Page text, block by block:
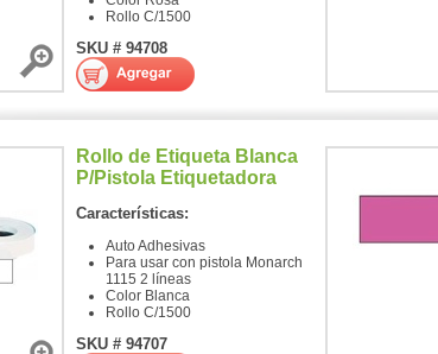
Rollo C/1500
SKU # 94708
Rollo de Etiqueta Blanca
P/Pistola Etiquetadora
Características:
Auto Adhesivas
Para usar con pistola Monarch
1115 2 líneas
Color Blanca
Rollo C/1500
SKU # 94707